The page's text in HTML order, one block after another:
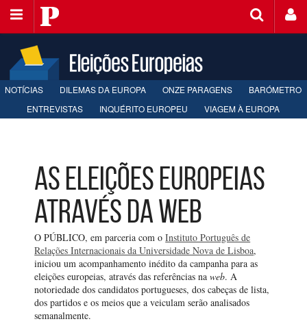
NOTÍCIAS DILEMAS DA EUROPA ONZE PARAGENS
BARÓMETRO
ENTREVISTAS
INQUÉRITO EUROPEU VIAGEM À EUROPA
As eleições europeias
através da web
O PÚBLICO, em parceria com oInstituto Português de
Relações Internacionais da Universidade Nova de Lisboa,
iniciou um acompanhamento inédito da campanha para as
eleições europeias, através das referências naweb. A
notoriedade dos candidatos portugueses, dos cabeças de lista,
dos partidos e os meios que a veiculam serão analisados
semanalmente.